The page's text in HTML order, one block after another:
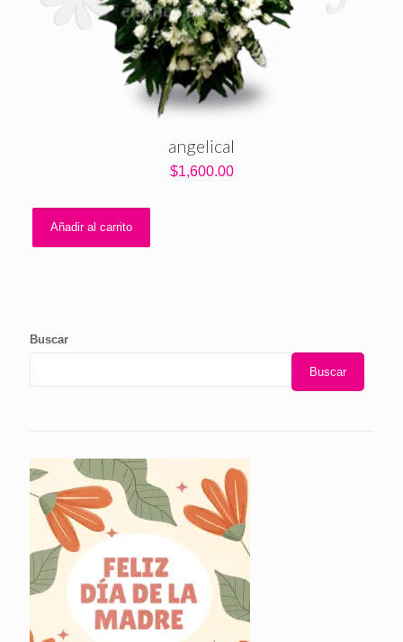
angelical
$1,600.00
Añadir al carrito
Buscar
Buscar